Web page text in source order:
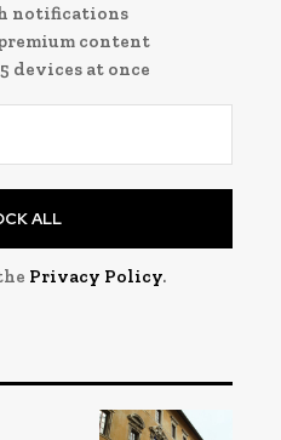
notifications
content
devices at once
ALL
Privacy Policy.